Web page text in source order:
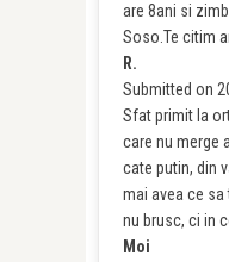
are 8ani si
Soso.Te citim
R.
Submitted on
Sfat primit la
care nu merge
cate putin, din
mai avea ce sa
nu brusc, ci in
Moi